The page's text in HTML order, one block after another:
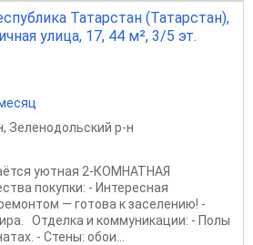
Татарстан (Татарстан),
улица, 17, 44 м², 3/5 эт.
, Зеленодольский р-н
уютная 2-КОМНАТНАЯ
покупки: - Интересная
— готова к заселению! -
Отделка и коммуникации: - Полы
- Стены: обои...